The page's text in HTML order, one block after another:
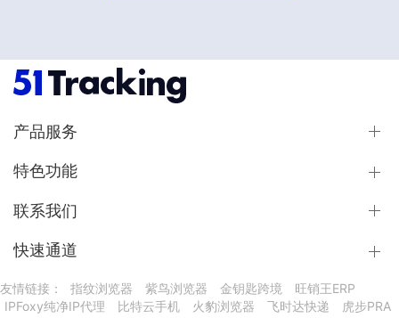
产品服务
特色功能
联系我们
快速通道
友情链接： 指纹浏览器 紫鸟浏览器 金钥匙跨境
旺销王ERP
IPFoxy纯净IP代理
比特云手机 火豹浏览器 飞时达快递
虎步PRA